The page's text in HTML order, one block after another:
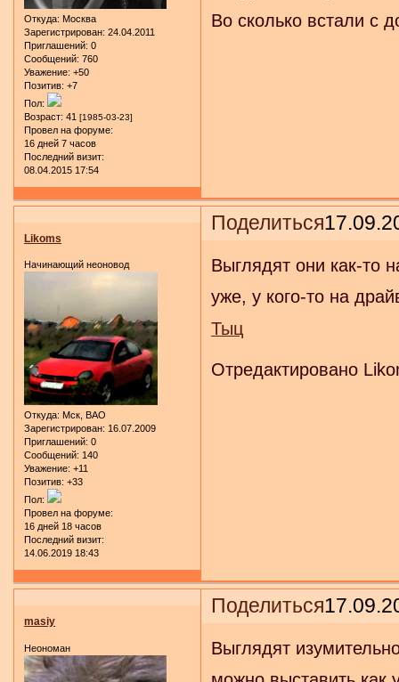
Откуда: Москва
Зарегистрирован: 24.04.2011
Приглашений: 0
Сообщений: 760
Уважение: +50
Позитив: +7
Пол:
Возраст: 41 [1985-03-23]
Провел на форуме:
16 дней 7 часов
Последний визит:
08.04.2015 17:54
Во сколько встали с
Поделиться
Likoms
Начинающий неоновод
Откуда: Мск, ВАО
Зарегистрирован: 16.07.2009
Приглашений: 0
Сообщений: 140
Уважение: +11
Позитив: +33
Пол:
Провел на форуме:
16 дней 18 часов
Последний визит:
14.06.2019 18:43
Выглядят они как-то
уже, у кого-то на
Тыц
Отредактировано
Поделиться
masiy
Неономан
Выглядят